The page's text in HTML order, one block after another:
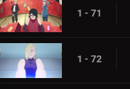
1 - 71
1 - 72